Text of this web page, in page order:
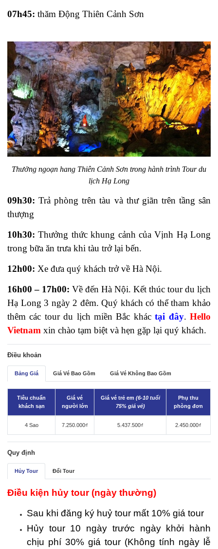
07h45: thăm Động Thiên Cảnh Sơn
Thưởng ngoạn hang Thiên Cảnh Sơn trong hành trình Tour du
lịch Hạ Long
09h30:Trả phòng trên tàu và thư giãn trên tầng sân
thượng
10h30: Thưởng thức khung cảnh của Vịnh Hạ Long
trong bữa ăn trưa khi tàu trở lại bến.
12h00: Xe đưa quý khách trở về Hà Nội.
16h00 – 17h00: Về đến Hà Nội. Kết thúc tour du lịch
Hạ Long 3 ngày 2 đêm. Quý khách có thể tham khảo
thêm các tour du lịch miền Bắc kháctại đây.Hello
Vietnam xin chào tạm biệt và hẹn gặp lại quý khách.
Điều khoản
Bảng Giá Giá Vé Bao Gồm Giá Vé Không Bao Gồm
Tiêu chuẩn
khách sạn
Giá vé
người lớn
Giá vé trẻ em (6-10 tuổi
75% giá vé)
Phụ thu
phòng đơn
4 Sao 7.250.000₫ 5.437.500₫ 2.450.000₫
Quy định
Hủy Tour Đổi Tour
Điều kiện hủy tour (ngày thường)
Sau khi đăng ký huỷ tour mất 10% giá tour
Hủy tour 10 ngày trước ngày khởi hành
chịu phí 30% giá tour (Không tính ngày lễ